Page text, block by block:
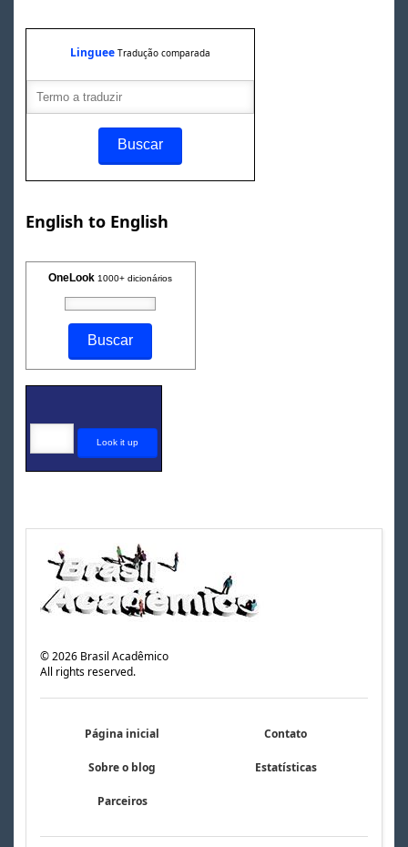
Linguee Tradução comparada
English to English
OneLook 1000+ dicionários
©2026 Brasil Acadêmico
All rights reserved.
Página inicial Contato
Sobre o blog Estatísticas
Parceiros